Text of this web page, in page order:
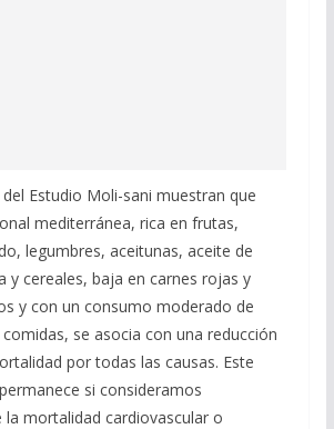
Estudio Moli-sani muestran que
mediterránea, rica en frutas,
legumbres, aceitunas, aceite de
y cereales, baja en carnes rojas y
y con un consumo moderado de
se asocia con una reducción
por todas las causas. Este
si consideramos
la mortalidad cardiovascular o